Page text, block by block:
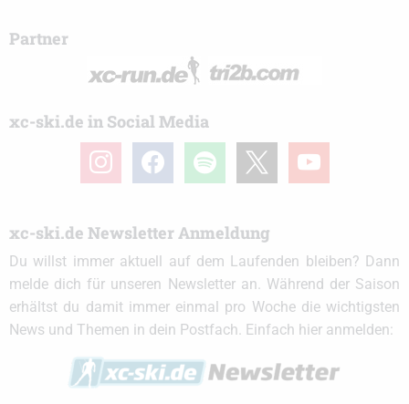
Partner
xc-ski.de in Social Media
instagramfacebook spotify youtube
xc-ski.de Newsletter Anmeldung
Du willst immer aktuell auf dem Laufenden bleiben? Dann
melde dich für unseren Newsletter an. Während der Saison
erhältst du damit immer einmal pro Woche die wichtigsten
News und Themen in dein Postfach. Einfach hier anmelden: